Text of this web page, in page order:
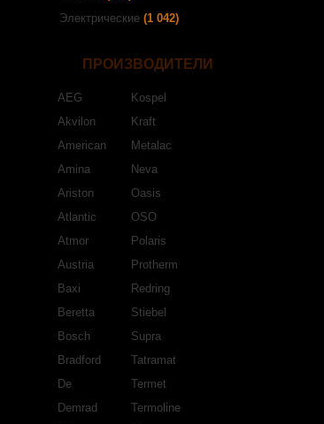
Электрические(1 042)
ПРОИЗВОДИТЕЛИ
AEG
Akvilon
American
Amina
Ariston
Atlantic
Atmor
Austria
Baxi
Beretta
Bosch
Bradford
De
Demrad
Kospel
Kraft
Metalac
Neva
Oasis
OSO
Polaris
Protherm
Redring
Stiebel
Supra
Tatramat
Termet
Termoline